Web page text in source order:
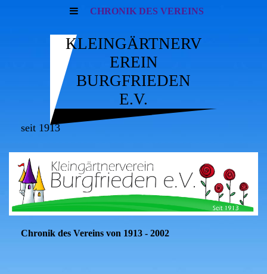
CHRONIK DES VEREINS
KLEINGÄRTNERV
EREIN
BURGFRIEDEN
E.V.
seit 1913
Chronik des Vereins von 1913 - 2002